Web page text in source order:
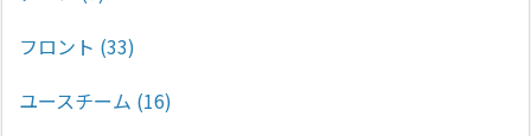
フロント (33)
ユースチーム (16)